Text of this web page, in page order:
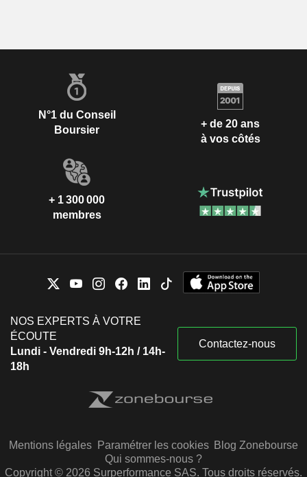
N°1 du Conseil
Boursier
+ de 20 ans
à vos côtés
+ 1 300 000
membres
NOS EXPERTS À VOTRE
ÉCOUTE
Lundi - Vendredi 9h-12h / 14h-
18h
Contactez-nous
Mentions légales Paramétrer les cookies Blog Zonebourse
Qui sommes-nous ?
Copyright © 2026 Surperformance SAS. Tous droits réservés.